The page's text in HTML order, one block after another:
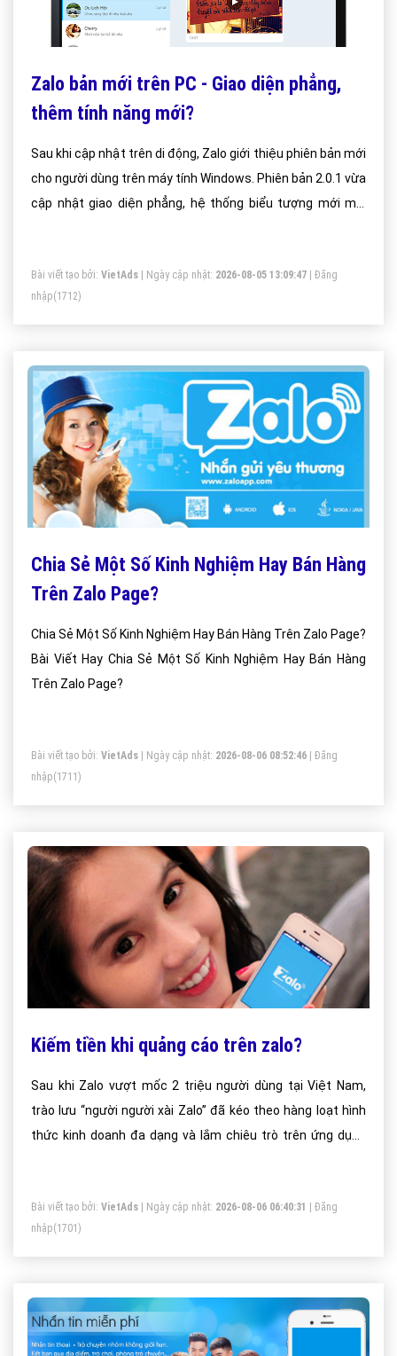
Zalo bản mới trên PC - Giao diện phẳng,
thêm tính năng mới?
Sau khi cập nhật trên di động, Zalo giới thiệu phiên bản mới
cho người dùng trên máy tính Windows. Phiên bản 2.0.1 vừa
cập nhật giao diện phẳng, hệ thống biểu tượng mới mẻ.
nhàng cho người dùng.
Bài viết tạo bởi: VietAds | Ngày cập nhật: 2026-08-05 13:09:47
Đăng
nhập(1712)
Chia Sẻ Một Số Kinh Nghiệm Hay Bán Hàng
Trên Zalo Page?
Chia Sẻ Một Số Kinh Nghiệm Hay Bán Hàng Trên Zalo Page?
Bài Viết Hay Chia Sẻ Một Số Kinh Nghiệm Hay Bán Hàng
Trên Zalo Page?
Bài viết tạo bởi: VietAds | Ngày cập nhật: 2026-08-06 08:52:46
Đăng
nhập(1711)
Kiếm tiền khi quảng cáo trên zalo?
Sau khi Zalo vượt mốc 2 triệu người dùng tại Việt Nam,
trào lưu “người người xài Zalo” đã kéo theo hàng loạt hình
thức kinh doanh đa dạng và lắm chiêu trò trên ứng dụng
Bài viết tạo bởi: VietAds | Ngày cập nhật: 2026-08-06 06:40:31
Đăng
nhập(1701)